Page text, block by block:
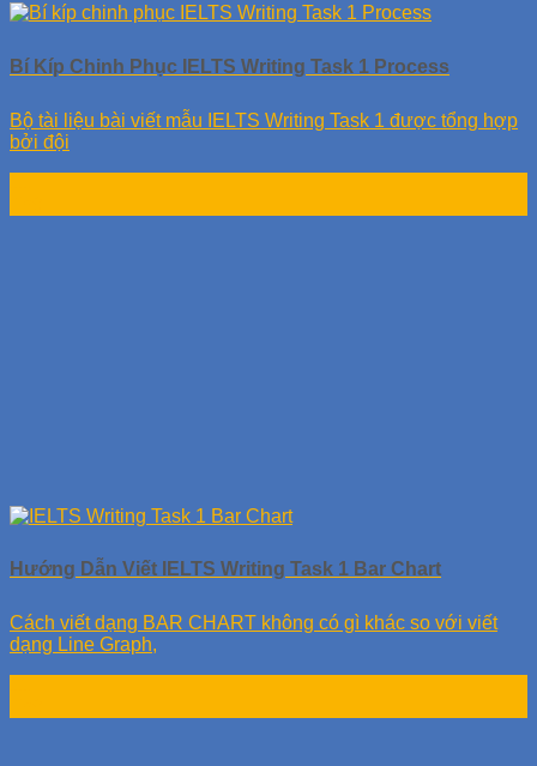
Bí Kíp Chinh Phục IELTS Writing Task 1 Process
Bộ tài liệu bài viết mẫu IELTS Writing Task 1 được tổng hợp
bởi đội
Hướng Dẫn Viết IELTS Writing Task 1 Bar Chart
Cách viết dạng BAR CHART không có gì khác so với viết
dạng Line Graph,